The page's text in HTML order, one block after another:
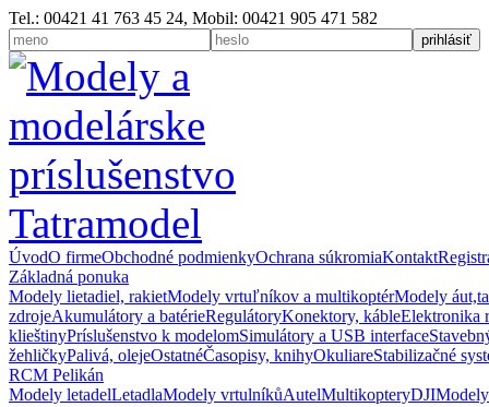
Tel.: 00421 41 763 45 24, Mobil: 00421 905 471 582
ÚvodO firmeObchodné podmienkyOchrana súkromiaKontakt
Základná ponuka
Modely lietadiel, rakietModely vrtuľníkov a multikoptérModely
zdrojeAkumulátory a batérieRegulátoryKonektory, kábleElektronika
klieštinyPríslušenstvo k modelomSimulátory a USB interface
žehličkyPalivá, olejeOstatnéČasopisy, knihyOkuliareStabilizačné
RCM Pelikán
Modely letadelLetadlaModely vrtulníkůAutelMultikopteryDJI